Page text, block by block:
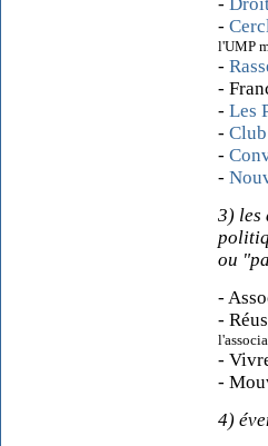
-
l'UMP
-
-
- Les
-
-
-
3) les
ou
-
-
-
-
4)